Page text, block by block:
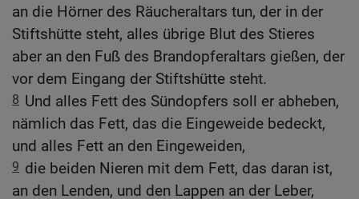
an die Hörner des Räucheraltars tun, der in der
Stiftshütte steht, alles übrige Blut des Stieres
aber an den Fuß des Brandopferaltars gießen, der
vor dem Eingang der Stiftshütte steht.
8 Und alles Fett des Sündopfers soll er abheben,
nämlich das Fett, das die Eingeweide bedeckt,
und alles Fett an den Eingeweiden,
9 die beiden Nieren mit dem Fett, das daran ist,
an den Lenden, und den Lappen an der Leber,